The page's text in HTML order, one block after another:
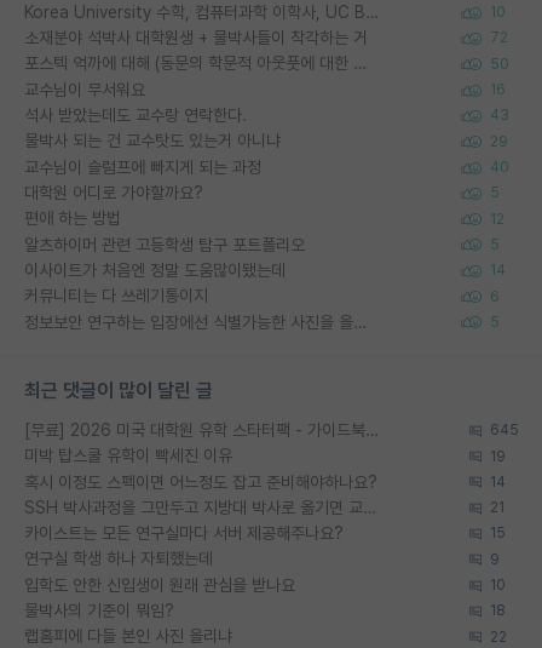
Korea University 수학, 컴퓨터과학 이학사, UC Berkeley 산업공학 대학원 공학박사가 되는 것은 쉽지 않겠죠? 10
소재분야 석박사 대학원생 + 물박사들이 착각하는 거 72
포스텍 억까에 대해 (동문의 학문적 아웃풋에 대한 반박) 50
교수님이 무서워요 16
석사 받았는데도 교수랑 연락한다. 43
물박사 되는 건 교수탓도 있는거 아니냐 29
교수님이 슬럼프에 빠지게 되는 과정 40
대학원 어디로 가야할까요? 5
편애 하는 방법 12
알츠하이머 관련 고등학생 탐구 포트폴리오 5
이사이트가 처음엔 정말 도움많이됐는데 14
커뮤니티는 다 쓰레기통이지 6
정보보안 연구하는 입장에선 식별가능한 사진을 올리는건 비추이긴함 5
최근 댓글이 많이 달린 글
[무료] 2026 미국 대학원 유학 스타터팩 - 가이드북 & 합격자 컨택메일 템플릿 645
미박 탑스쿨 유학이 빡세진 이유 19
혹시 이정도 스펙이면 어느정도 잡고 준비해야하나요? 14
SSH 박사과정을 그만두고 지방대 박사로 옮기면 교수의 꿈은 끝일까요? 21
카이스트는 모든 연구실마다 서버 제공해주나요? 15
연구실 학생 하나 자퇴했는데 9
입학도 안한 신입생이 원래 관심을 받나요 10
물박사의 기준이 뭐임? 18
랩홈피에 다들 본인 사진 올리냐 22